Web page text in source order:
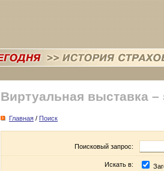
Виртуальная выставка –
Главная / Поиск
Поисковый запрос:
Искать в: